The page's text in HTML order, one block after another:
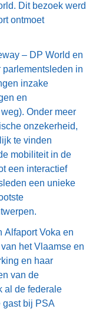
Dit bezoek werd
ontmoet
– DP World en
parlementsleden in
inzake
en
Onder meer
onzekerheid,
te vinden
mobiliteit in de
een interactief
een unieke
Alfaport Voka en
het Vlaamse en
en haar
van de
al de federale
gast bij PSA